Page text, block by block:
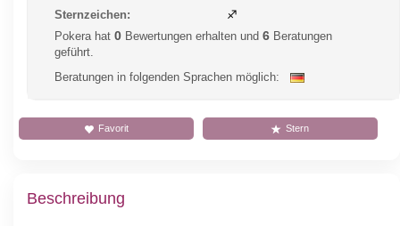
Sternzeichen:
♐
Pokera hat 0 Bewertungen erhalten und 6 Beratungen
geführt.
Beratungen in folgenden Sprachen möglich:
Favorit Stern
Beschreibung